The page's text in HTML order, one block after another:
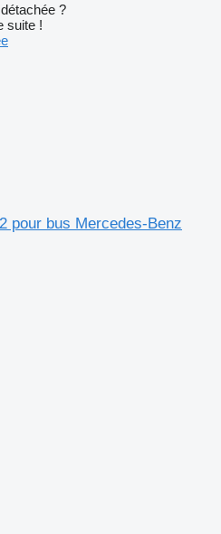
?
suite !
pour bus Mercedes-Benz